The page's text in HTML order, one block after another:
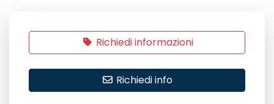
Richiedi informazioni
Richiedi info